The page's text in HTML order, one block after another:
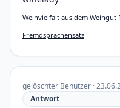
Weinvielfalt aus dem Weingut
Fremdsprachensatz
gelöschter Benutzer ·
Antwort